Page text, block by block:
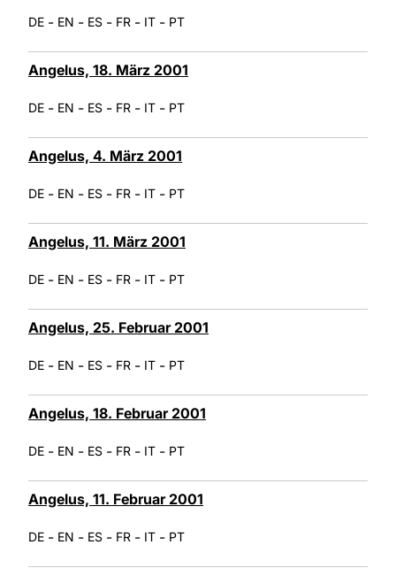
DE - EN - ES - FR - IT - PT
Angelus, 18. März 2001
DE - EN - ES - FR - IT - PT
Angelus, 4. März 2001
DE - EN - ES - FR - IT - PT
Angelus, 11. März 2001
DE - EN - ES - FR - IT - PT
Angelus, 25. Februar 2001
DE - EN - ES - FR - IT - PT
Angelus, 18. Februar 2001
DE - EN - ES - FR - IT - PT
Angelus, 11. Februar 2001
DE - EN - ES - FR - IT - PT